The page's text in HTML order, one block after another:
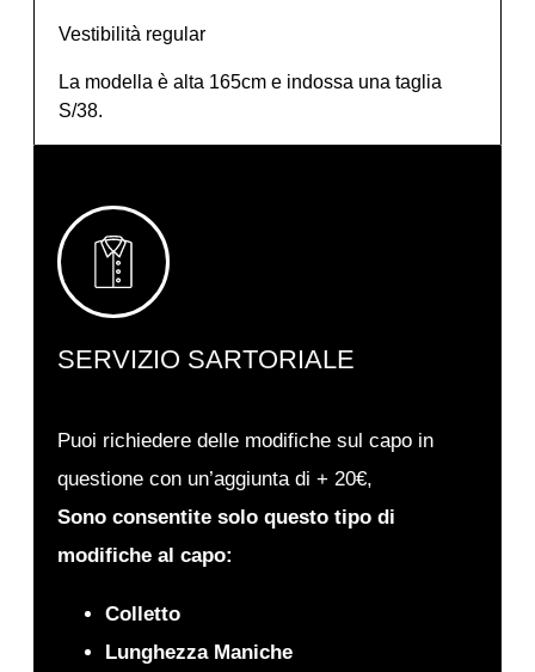
Vestibilità regular
La modella è alta 165cm e indossa una taglia
S/38.
SERVIZIO SARTORIALE
Puoi richiedere delle modifiche sul capo in
questione con un’aggiunta di + 20€,
Sono consentite solo questo tipo di
modifiche al capo:
Colletto
Lunghezza Maniche